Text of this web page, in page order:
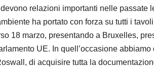
relazioni importanti nelle passate
ha portato con forza su tutti i
18 marzo, presentando a Bruxelles,
UE. In quell’occasione
di acquisire tutta la